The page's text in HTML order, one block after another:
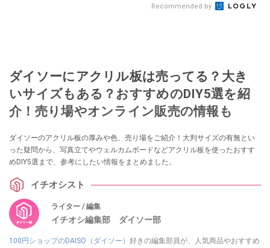
Recommended by
ダイソーにアクリル板は売ってる？大き
いサイズもある？おすすめのDIY5選を紹
介！売り場やオンライン販売の情報も
ダイソーのアクリル板の厚みや色、売り場をご紹介！大判サイズの有無とい
った疑問から、写真立てやウェルカムボードなどアクリル板を使ったおすす
めDIY5選まで、参考にしたい情報をまとめました。
イチオシスト
ライター / 編集
イチオシ編集部 ダイソー部
100円ショップのDAISO（ダイソー） 好きの編集部員が、人気商品やおすすめ